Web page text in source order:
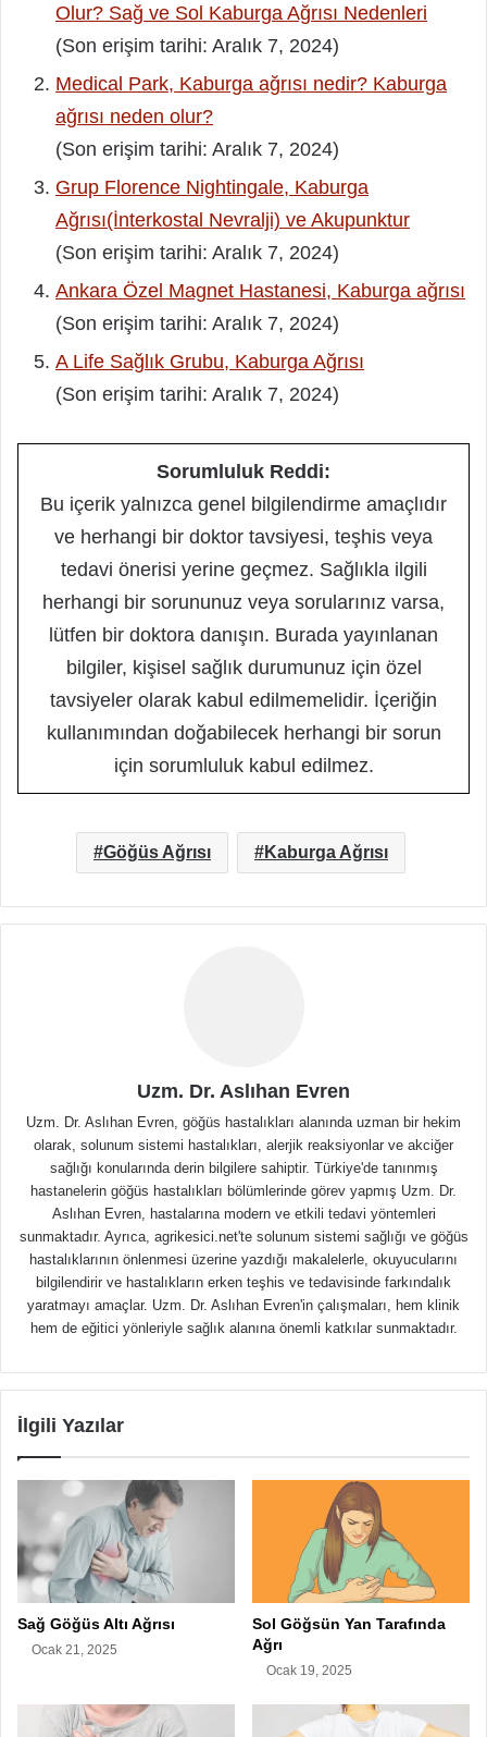
Olur? Sağ ve Sol Kaburga Ağrısı Nedenleri
(Son erişim tarihi: Aralık 7, 2024)
Medical Park, Kaburga ağrısı nedir? Kaburga
ağrısı neden olur?
(Son erişim tarihi: Aralık 7, 2024)
Grup Florence Nightingale, Kaburga
Ağrısı(İnterkostal Nevralji) ve Akupunktur
(Son erişim tarihi: Aralık 7, 2024)
Ankara Özel Magnet Hastanesi, Kaburga ağrısı
(Son erişim tarihi: Aralık 7, 2024)
A Life Sağlık Grubu, Kaburga Ağrısı
(Son erişim tarihi: Aralık 7, 2024)
Sorumluluk Reddi:
Bu içerik yalnızca genel bilgilendirme amaçlıdır
ve herhangi bir doktor tavsiyesi, teşhis veya
tedavi önerisi yerine geçmez. Sağlıkla ilgili
herhangi bir sorununuz veya sorularınız varsa,
lütfen bir doktora danışın. Burada yayınlanan
bilgiler, kişisel sağlık durumunuz için özel
tavsiyeler olarak kabul edilmemelidir. İçeriğin
kullanımından doğabilecek herhangi bir sorun
için sorumluluk kabul edilmez.
Göğüs Ağrısı Kaburga Ağrısı
Uzm. Dr. Aslıhan Evren
Uzm. Dr. Aslıhan Evren, göğüs hastalıkları alanında uzman bir hekim
olarak, solunum sistemi hastalıkları, alerjik reaksiyonlar ve akciğer
sağlığı konularında derin bilgilere sahiptir. Türkiye'de tanınmış
hastanelerin göğüs hastalıkları bölümlerinde görev yapmış Uzm. Dr.
Aslıhan Evren, hastalarına modern ve etkili tedavi yöntemleri
sunmaktadır. Ayrıca, agrikesici.net'te solunum sistemi sağlığı ve göğüs
hastalıklarının önlenmesi üzerine yazdığı makalelerle, okuyucularını
bilgilendirir ve hastalıkların erken teşhis ve tedavisinde farkındalık
yaratmayı amaçlar. Uzm. Dr. Aslıhan Evren'in çalışmaları, hem klinik
hem de eğitici yönleriyle sağlık alanına önemli katkılar sunmaktadır.
İlgili Yazılar
Sağ Göğüs Altı Ağrısı
Ocak 21, 2025
Sol Göğsün Yan Tarafında
Ağrı
Ocak 19, 2025